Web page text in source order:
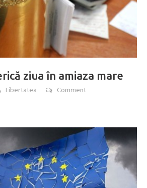
ziua în amiaza mare
Libertatea Comment